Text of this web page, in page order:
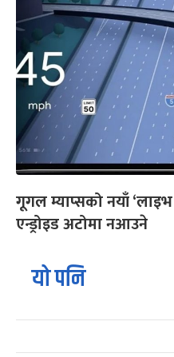
गूगल म्याप्सको नयाँ
एन्ड्रोइड अटोमा नआउने
यो पनि